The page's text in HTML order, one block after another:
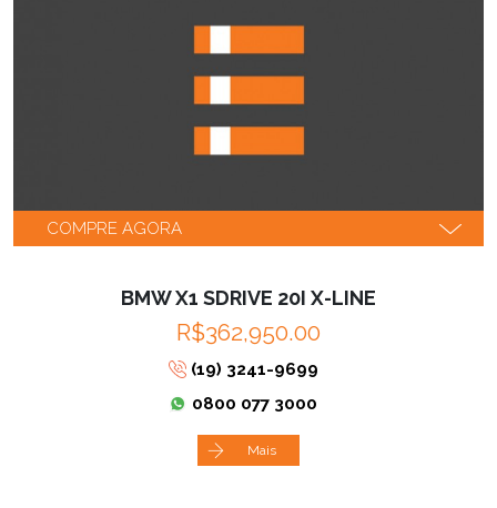
COMPRE AGORA
BMW X1 SDRIVE 20I X-LINE
R$362,950.00
(19) 3241-9699
0800 077 3000
Mais